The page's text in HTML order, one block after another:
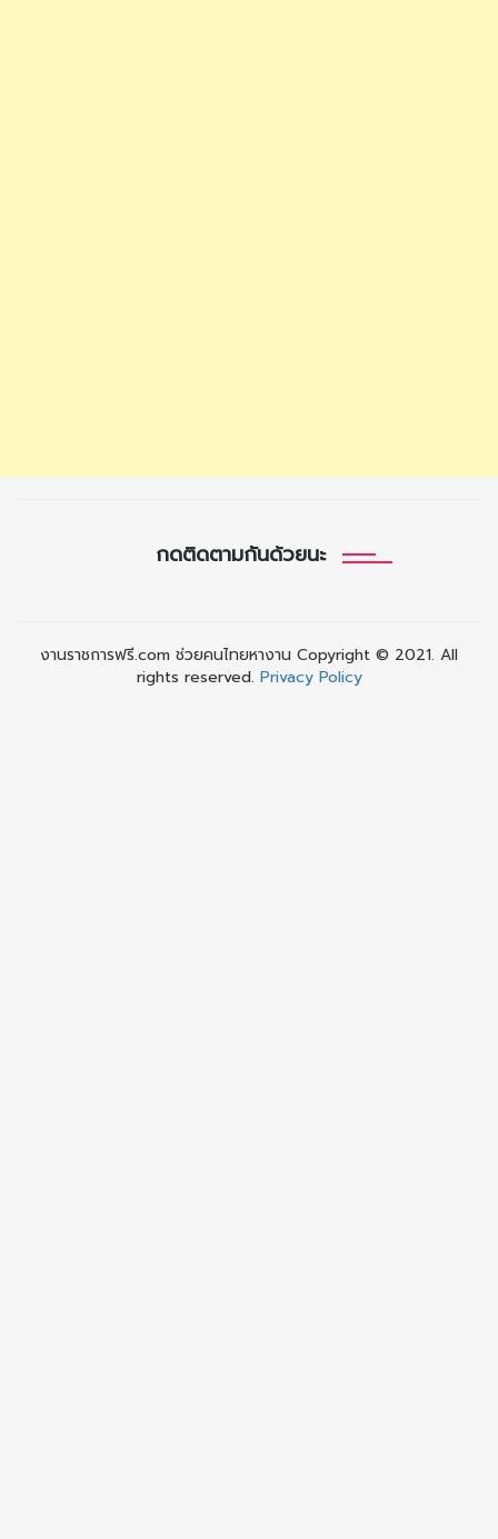
กดติดตามกันด้วยนะ
งานราชการฟรี.com ช่วยคนไทยหางาน Copyright © 2021. All
rights reserved. Privacy Policy